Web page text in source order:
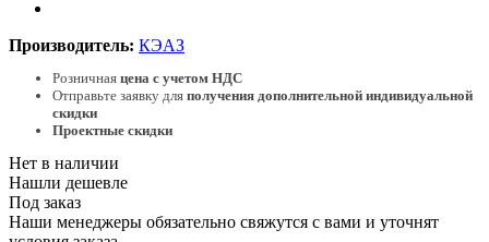
Производитель: КЭАЗ
Розничная цена с учетом НДС
Отправьте заявку для получения дополнительной индивидуальной
скидки
Проектные скидки
Нет в наличии
Нашли дешевле
Под заказ
Наши менеджеры обязательно свяжутся с вами и уточнят